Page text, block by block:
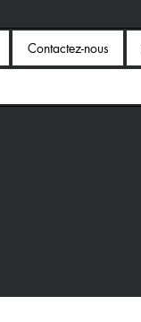
Contactez-nous